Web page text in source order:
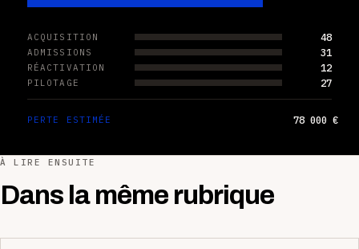
ACQUISITION 48
ADMISSIONS 31
RÉACTIVATION 12
PILOTAGE 27
PERTE ESTIMÉE 78 000 €
À LIRE ENSUITE
Dans la même rubrique